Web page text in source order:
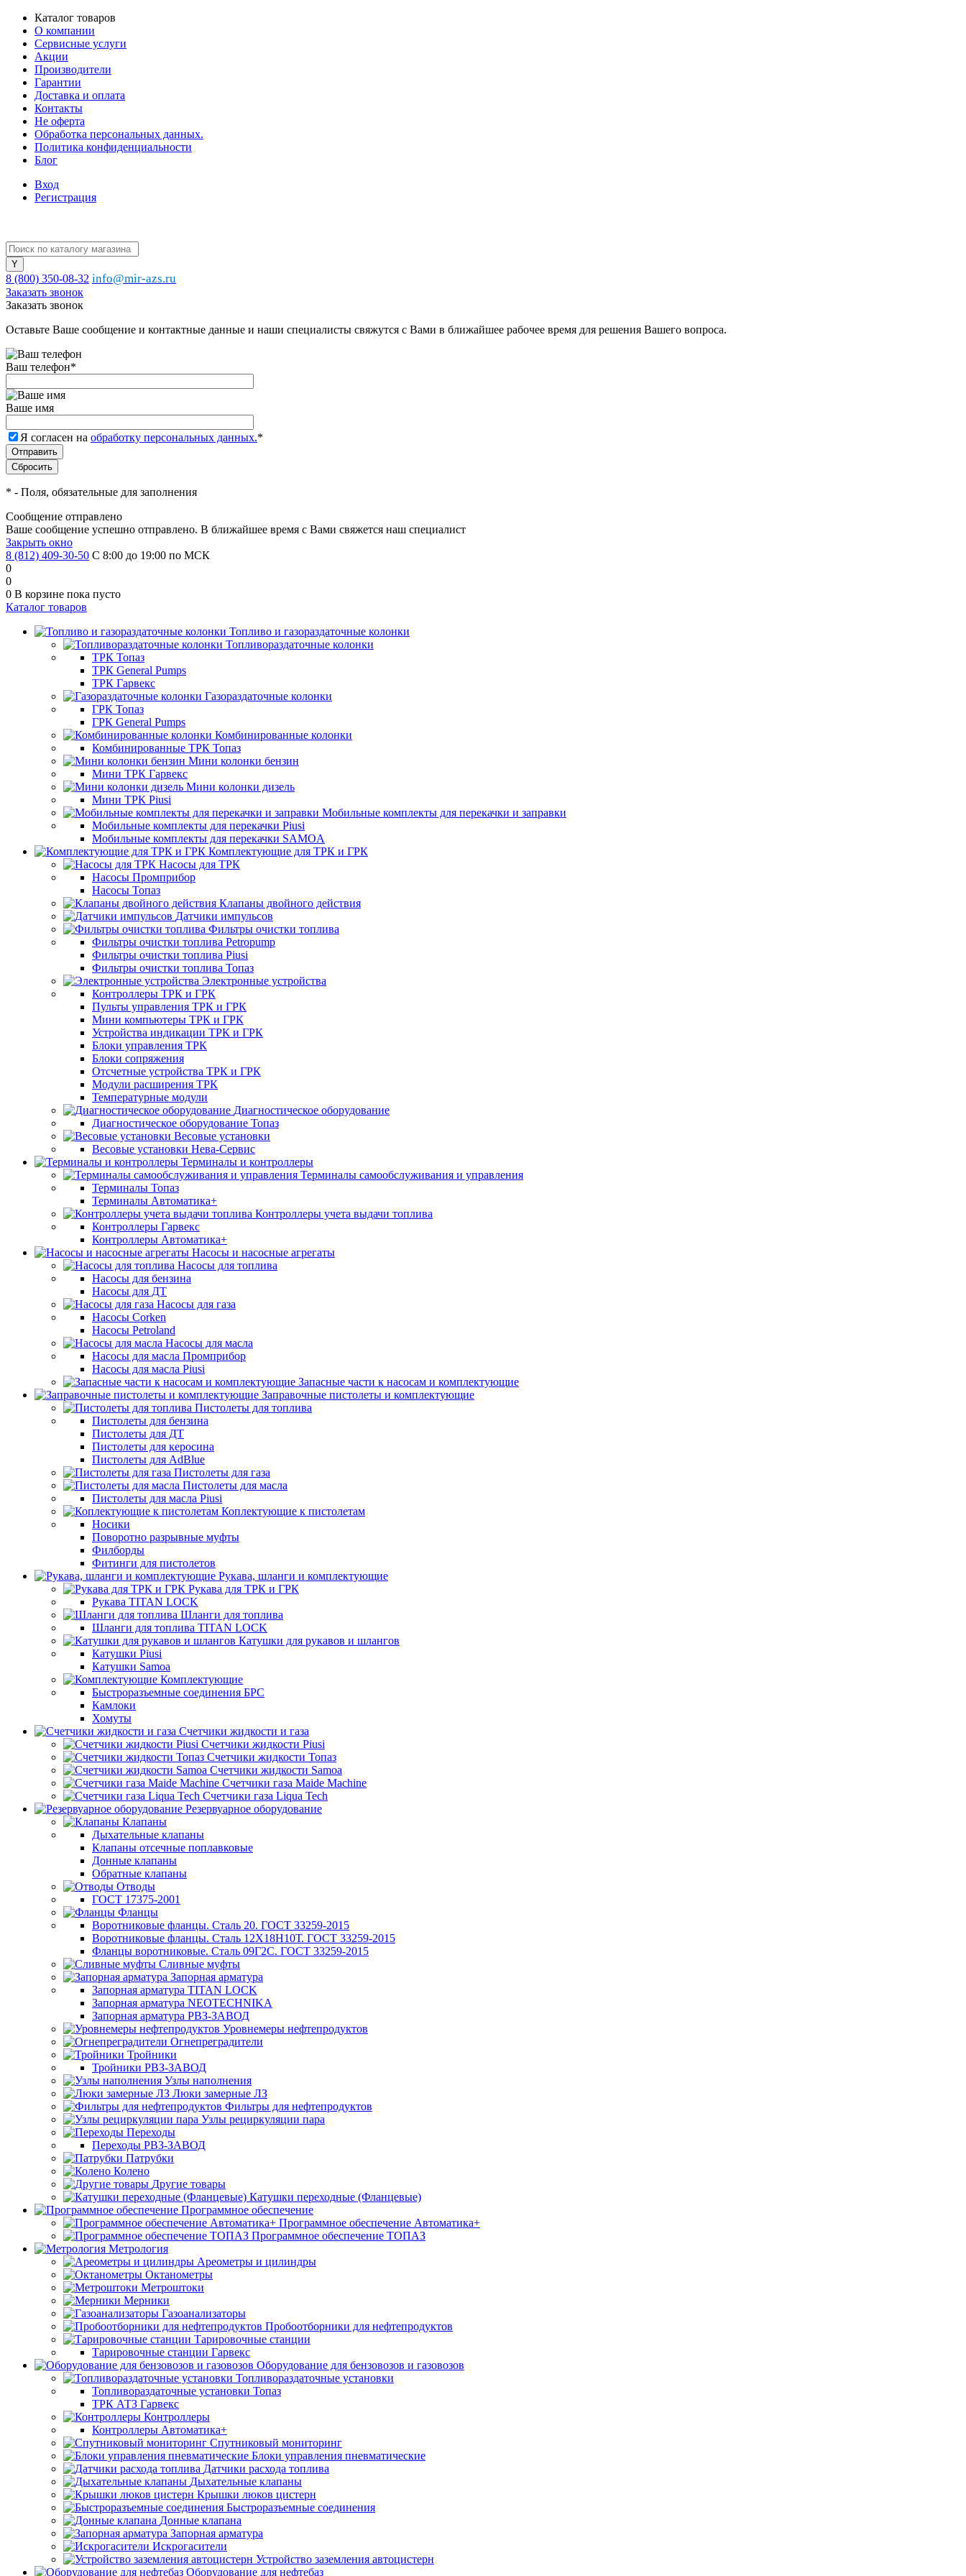
Каталог товаров
О компании
Сервисные услуги
Акции
Производители
Гарантии
Доставка и оплата
Контакты
Не оферта
Обработка персональных данных.
Политика конфиденциальности
Блог
Вход
Регистрация
8 (800) 350-08-32 info@mir-azs.ru
Заказать звонок
Заказать звонок
Оставьте Ваше сообщение и контактные данные и наши специалисты свяжутся с Вами в ближайшее рабочее время для решения Вашего вопроса.
Ваш телефон*
Ваше имя
Я согласен на обработку персональных данных.*
* - Поля, обязательные для заполнения
Сообщение отправлено
Ваше сообщение успешно отправлено. В ближайшее время с Вами свяжется наш специалист
Закрыть окно
8 (812) 409-30-50 С 8:00 до 19:00 по МСК
0
0
0 В корзине пока пусто
Каталог товаров
Топливо и газораздаточные колонки
Топливораздаточные колонки
ТРК Топаз
ТРК General Pumps
ТРК Гарвекс
Газораздаточные колонки
ГРК Топаз
ГРК General Pumps
Комбинированные колонки
Комбинированные ТРК Топаз
Мини колонки бензин
Мини ТРК Гарвекс
Мини колонки дизель
Мини ТРК Piusi
Мобильные комплекты для перекачки и заправки
Мобильные комплекты для перекачки Piusi
Мобильные комплекты для перекачки SAMOA
Комплектующие для ТРК и ГРК
Насосы для ТРК
Насосы Промприбор
Насосы Топаз
Клапаны двойного действия
Датчики импульсов
Фильтры очистки топлива
Фильтры очистки топлива Petropump
Фильтры очистки топлива Piusi
Фильтры очистки топлива Топаз
Электронные устройства
Контроллеры ТРК и ГРК
Пульты управления ТРК и ГРК
Мини компьютеры ТРК и ГРК
Устройства индикации ТРК и ГРК
Блоки управления ТРК
Блоки сопряжения
Отсчетные устройства ТРК и ГРК
Модули расширения ТРК
Температурные модули
Диагностическое оборудование
Диагностическое оборудование Топаз
Весовые установки
Весовые установки Нева-Сервис
Терминалы и контроллеры
Терминалы самообслуживания и управления
Терминалы Топаз
Терминалы Автоматика+
Контроллеры учета выдачи топлива
Контроллеры Гарвекс
Контроллеры Автоматика+
Насосы и насосные агрегаты
Насосы для топлива
Насосы для бензина
Насосы для ДТ
Насосы для газа
Насосы Corken
Насосы Petroland
Насосы для масла
Насосы для масла Промприбор
Насосы для масла Piusi
Запасные части к насосам и комплектующие
Заправочные пистолеты и комплектующие
Пистолеты для топлива
Пистолеты для бензина
Пистолеты для ДТ
Пистолеты для керосина
Пистолеты для AdBlue
Пистолеты для газа
Пистолеты для масла
Пистолеты для масла Piusi
Коплектующие к пистолетам
Носики
Поворотно разрывные муфты
Филборды
Фитинги для пистолетов
Рукава, шланги и комплектующие
Рукава для ТРК и ГРК
Рукава TITAN LOCK
Шланги для топлива
Шланги для топлива TITAN LOCK
Катушки для рукавов и шлангов
Катушки Piusi
Катушки Samoa
Комплектующие
Быстроразъемные соединения БРС
Камлоки
Хомуты
Счетчики жидкости и газа
Счетчики жидкости Piusi
Счетчики жидкости Топаз
Счетчики жидкости Samoa
Счетчики газа Maide Machine
Счетчики газа Liqua Tech
Резервуарное оборудование
Клапаны
Дыхательные клапаны
Клапаны отсечные поплавковые
Донные клапаны
Обратные клапаны
Отводы
ГОСТ 17375-2001
Фланцы
Воротниковые фланцы. Сталь 20. ГОСТ 33259-2015
Воротниковые фланцы. Сталь 12Х18Н10Т. ГОСТ 33259-2015
Фланцы воротниковые. Сталь 09Г2С. ГОСТ 33259-2015
Сливные муфты
Запорная арматура
Запорная арматура TITAN LOCK
Запорная арматура NEOTECHNIKA
Запорная арматура РВЗ-ЗАВОД
Уровнемеры нефтепродуктов
Огнепреградители
Тройники
Тройники РВЗ-ЗАВОД
Узлы наполнения
Люки замерные ЛЗ
Фильтры для нефтепродуктов
Узлы рециркуляции пара
Переходы
Переходы РВЗ-ЗАВОД
Патрубки
Колено
Другие товары
Катушки переходные (Фланцевые)
Программное обеспечение
Программное обеспечение Автоматика+
Программное обеспечение ТОПАЗ
Метрология
Ареометры и цилиндры
Октанометры
Метроштоки
Мерники
Газоанализаторы
Пробоотборники для нефтепродуктов
Тарировочные станции
Тарировочные станции Гарвекс
Оборудование для бензовозов и газовозов
Топливораздаточные установки
Топливораздаточные установки Топаз
ТРК АТЗ Гарвекс
Контроллеры
Контроллеры Автоматика+
Спутниковый мониторинг
Блоки управления пневматические
Датчики расхода топлива
Дыхательные клапаны
Крышки люков цистерн
Быстроразъемные соединения
Донные клапана
Запорная арматура
Искрогасители
Устройство заземления автоцистерн
Оборудование для нефтебаз